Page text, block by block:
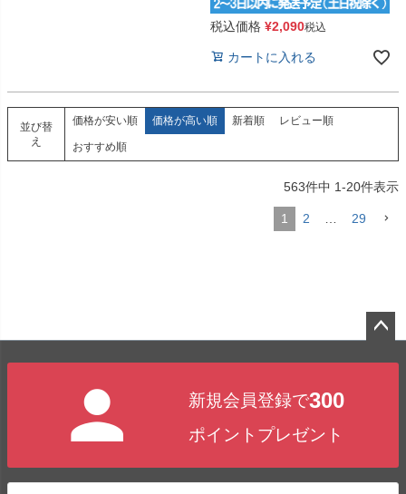
税込価格 ¥2,090税込
カートに入れる
並び替
え
価格が安い順 価格が高い順 新着順 レビュー順
おすすめ順
563件中 1-20件表示
1 2 29
新規会員登録で300
ポイントプレゼント